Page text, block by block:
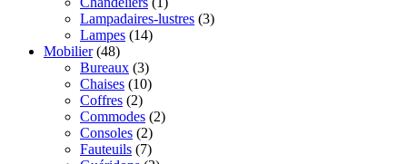
Lampadaires-lustres (3)
Lampes (14)
Mobilier (48)
Bureaux (3)
Chaises (10)
Coffres (2)
Commodes (2)
Consoles (2)
Fauteuils (7)